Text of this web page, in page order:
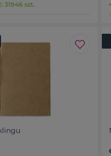
31946 szt.